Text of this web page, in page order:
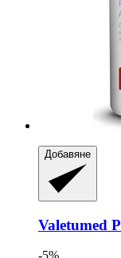
Добавяне
Valetumed